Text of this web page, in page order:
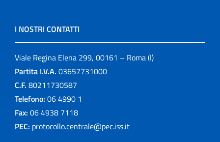
I NOSTRI CONTATTI
Viale Regina Elena 299, 00161 – Roma (I)
Partita I.V.A. 03657731000
C.F. 80211730587
Telefono: 06 4990 1
Fax: 06 4938 7118
PEC: protocollo.centrale@pec.iss.it